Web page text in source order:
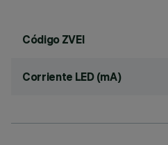
Código ZVEI
Corriente LED (mA)